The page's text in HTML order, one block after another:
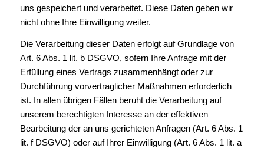
uns gespeichert und verarbeitet. Diese Daten geben wir
nicht ohne Ihre Einwilligung weiter.
Die Verarbeitung dieser Daten erfolgt auf Grundlage von
Art. 6 Abs. 1 lit. b DSGVO, sofern Ihre Anfrage mit der
Erfüllung eines Vertrags zusammenhängt oder zur
Durchführung vorvertraglicher Maßnahmen erforderlich
ist. In allen übrigen Fällen beruht die Verarbeitung auf
unserem berechtigten Interesse an der effektiven
Bearbeitung der an uns gerichteten Anfragen (Art. 6 Abs. 1
lit. f DSGVO) oder auf Ihrer Einwilligung (Art. 6 Abs. 1 lit. a